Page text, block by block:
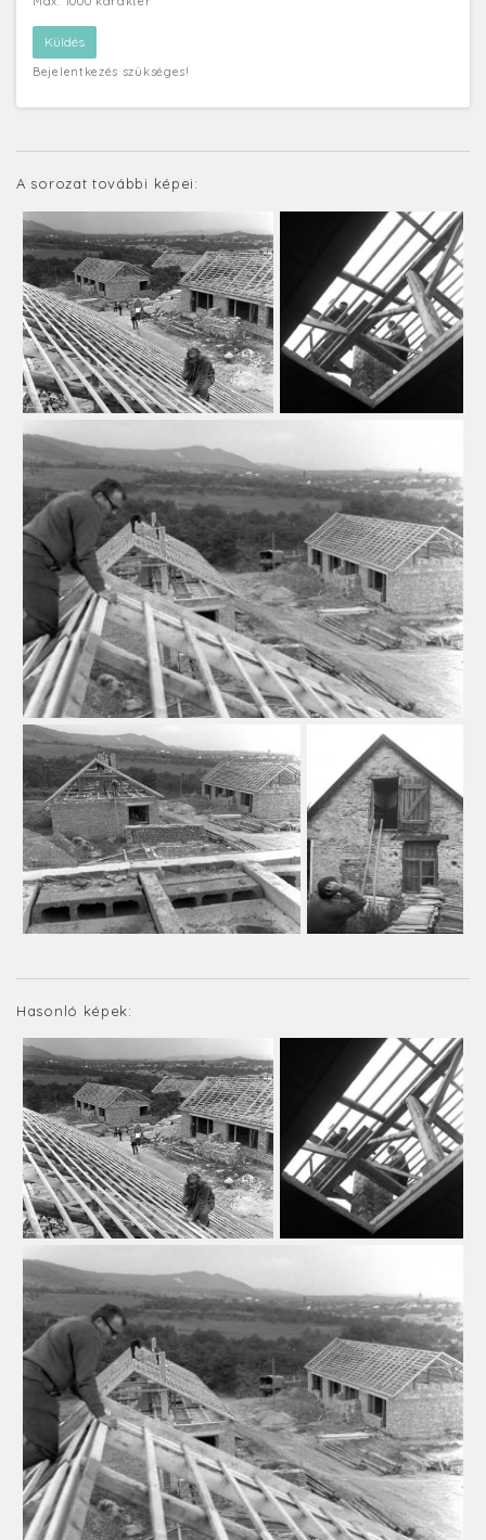
Bejelentkezés szükséges!
A sorozat további képei:
Hasonló képek: